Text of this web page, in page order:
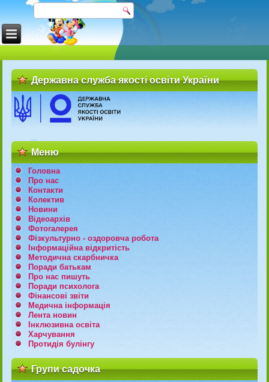
Державна служба якості освіти України
Меню
Головна
Про нас
Контакти
Колектив
Новини
Відеоархів
Фотогалерея
Фізкультурно - оздоровча робота
Інформаційна відкритість
Методична скарбничка
Поради батькам
Про нас пишуть
Поради психолога
Фінансові звіти
Медична інформація
Лента новин
Інклюзивна освіта
Харчування
Протидія булінгу
Групи садочка